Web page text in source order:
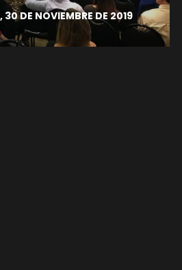
30 DE NOVIEMBRE DE 2019